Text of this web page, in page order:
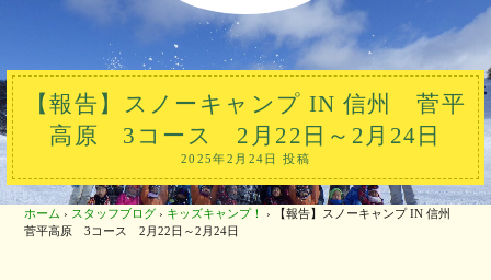
【報告】スノーキャンプ IN 信州 菅平
高原 3コース 2月22日～2月24日
2025年2月24日 投稿
ホーム › スタッフブログ › キッズキャンプ！ › 【報告】スノーキャンプ IN 信州
菅平高原 3コース 2月22日～2月24日